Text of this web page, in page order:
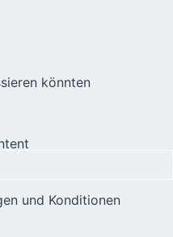
könnten
und Konditionen